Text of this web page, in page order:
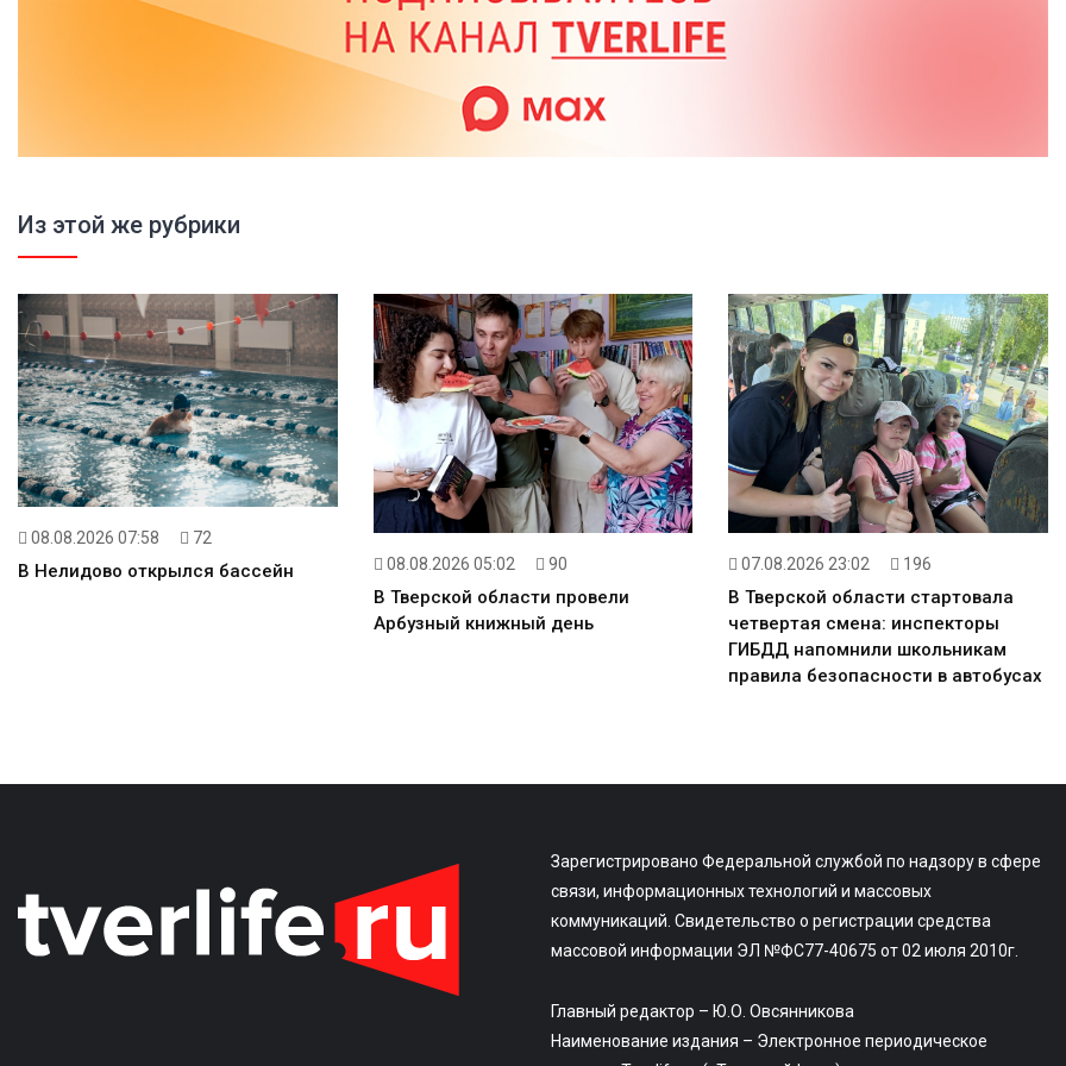
Из этой же рубрики
08.08.2026 07:58 72
В Нелидово открылся бассейн 08.08.2026 05:02 90
В Тверской области провели
Арбузный книжный день
07.08.2026 23:02 196
В Тверской области стартовала
четвертая смена: инспекторы
ГИБДД напомнили школьникам
правила безопасности в автобусах
Зарегистрировано Федеральной службой по надзору в сфере
связи, информационных технологий и массовых
коммуникаций. Свидетельство о регистрации средства
массовой информации ЭЛ №ФС77-40675 от 02 июля 2010г.
Главный редактор – Ю.О. Овсянникова
Наименование издания – Электронное периодическое